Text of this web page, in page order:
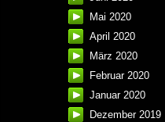
Mai 2020
April 2020
März 2020
Februar 2020
Januar 2020
Dezember 2019